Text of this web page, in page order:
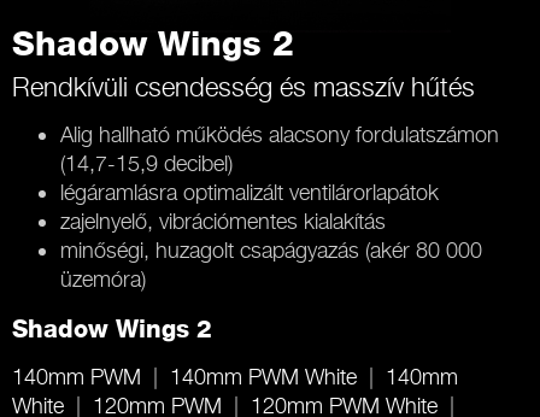
Shadow Wings 2
Rendkívüli csendesség és masszív hűtés
Alig hallható működés alacsony fordulatszámon
(14,7-15,9 decibel)
légáramlásra optimalizált ventilárorlapátok
zajelnyelő, vibrációmentes kialakítás
minőségi, huzagolt csapágyazás (akér 80 000
üzemóra)
Shadow Wings 2
140mm PWM 140mm PWM White
140mm
White
120mm PWM
120mm PWM White